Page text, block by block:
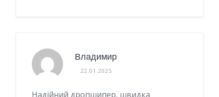
Владимир
22.01.2025
Надійний дропшипер, швидка